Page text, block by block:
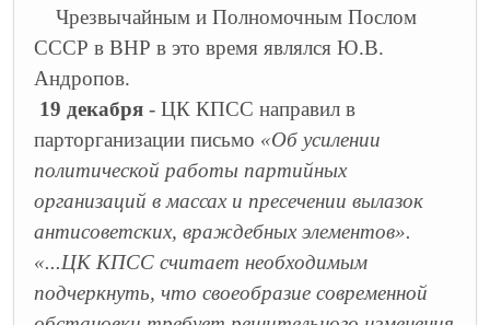
Чрезвычайным и Полномочным Послом
СССР в ВНР в это время являлся Ю.В.
Андропов.
19 декабря - ЦК КПСС направил в
парторганизации письмо «Об усилении
политической работы партийных
организаций в массах и пресечении вылазок
антисоветских, враждебных элементов».
«...ЦК КПСС считает необходимым
подчеркнуть, что своеобразие современной